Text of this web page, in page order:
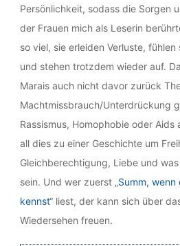
Persönlichkeit, sodass die Sorgen
der Frauen mich als Leserin
so viel, sie erleiden Verluste,
und stehen trotzdem wieder auf.
Marais auch nicht davor zurück
Machtmissbrauch/Unterdrückung
Rassismus, Homophobie oder
all dies zu einer Geschichte um
Gleichberechtigung, Liebe und
sein. Und wer zuerst „Summ,
kennst“ liest, der kann sich über
Wiedersehen freuen.